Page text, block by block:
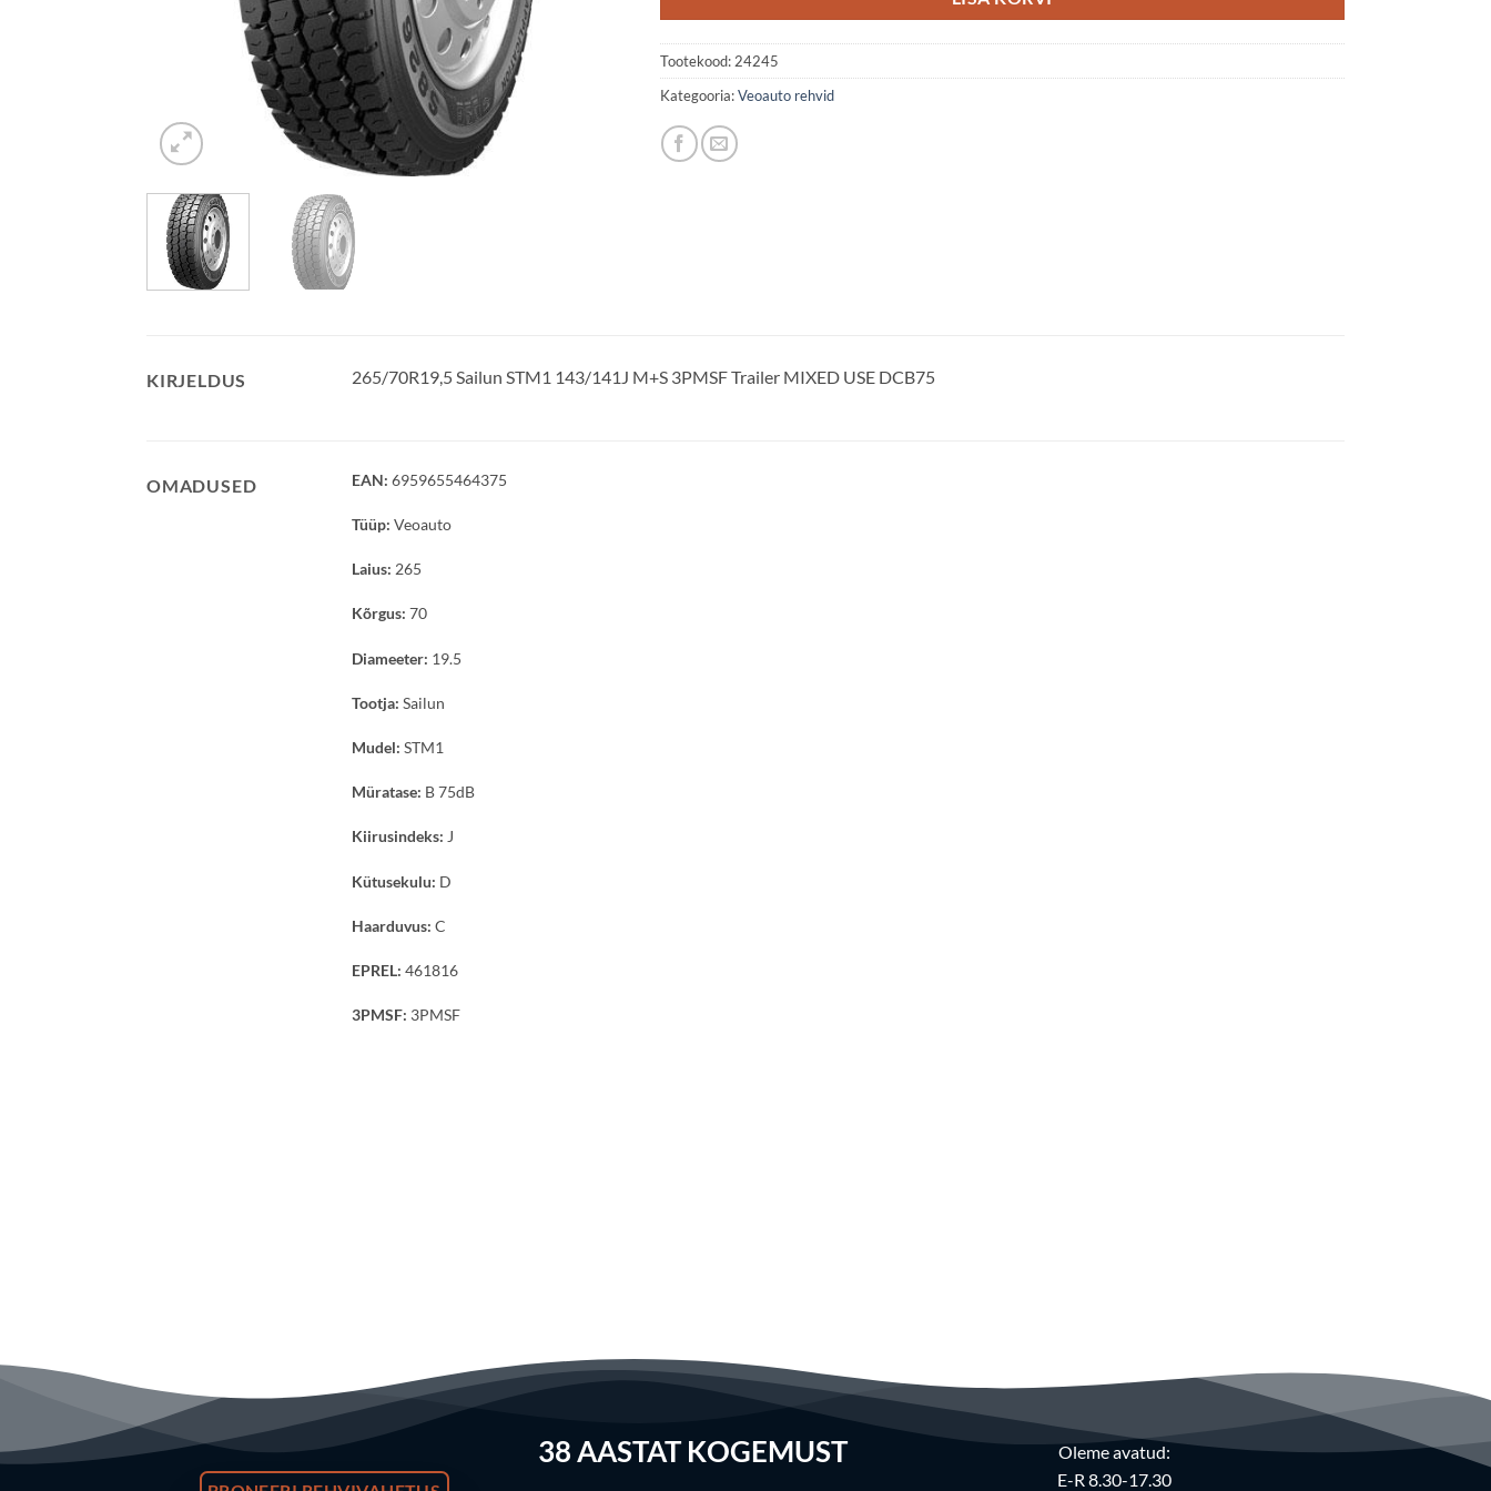
Tootekood: 24245
Kategooria:Veoauto rehvid
KIRJELDUS 265/70R19,5 Sailun STM1 143/141J M+S 3PMSF Trailer MIXED USE DCB75
OMADUSED EAN: 6959655464375
Tüüp: Veoauto
Laius: 265
Kõrgus: 70
Diameeter: 19.5
Tootja: Sailun
Mudel: STM1
Müratase: B 75dB
Kiirusindeks: J
Kütusekulu: D
Haarduvus: C
EPREL: 461816
3PMSF: 3PMSF
38 AASTAT KOGEMUST
Oleme avatud:
E-R 8.30-17.30